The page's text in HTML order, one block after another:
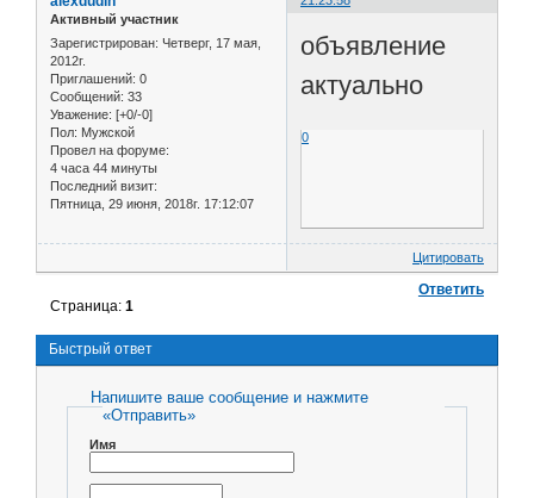
Активный участник
Зарегистрирован: Четверг, 17 мая,
2012г.
Приглашений: 0
Сообщений: 33
Уважение: [+0/-0]
Пол: Мужской
Провел на форуме:
4 часа 44 минуты
Последний визит:
Пятница, 29 июня, 2018г. 17:12:07
объявление
актуально
0
Цитировать
Ответить
Страница:1
Быстрый ответ
Напишите ваше сообщение и нажмите
«Отправить»
Имя